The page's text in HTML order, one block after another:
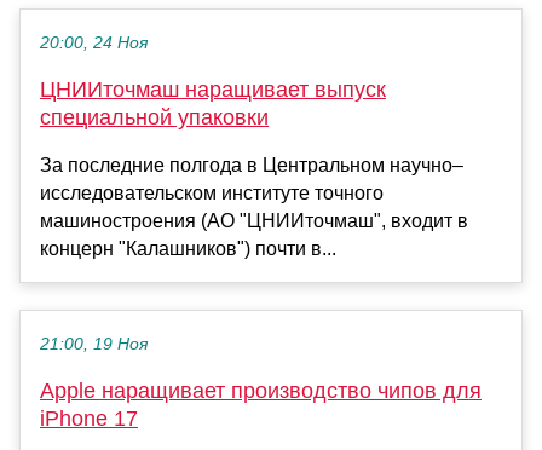
20:00, 24 Ноя
ЦНИИточмаш наращивает выпуск
специальной упаковки
За последние полгода в Центральном научно–
исследовательском институте точного
машиностроения (АО "ЦНИИточмаш", входит в
концерн "Калашников") почти в...
21:00, 19 Ноя
Apple наращивает производство чипов для
iPhone 17